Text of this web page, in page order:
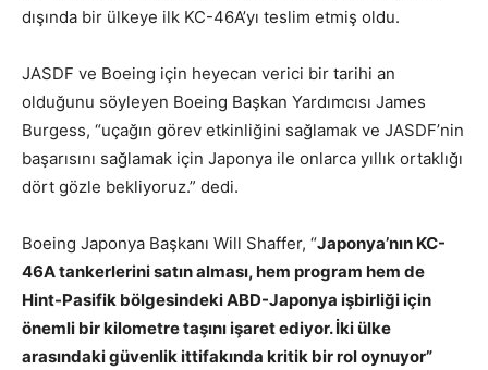
dışında bir ülkeye ilk KC-46A’yı teslim etmiş oldu.
JASDF ve Boeing için heyecan verici bir tarihi an
olduğunu söyleyen Boeing Başkan Yardımcısı James
Burgess, “uçağın görev etkinliğini sağlamak ve JASDF’nin
başarısını sağlamak için Japonya ile onlarca yıllık ortaklığı
dört gözle bekliyoruz.” dedi.
Boeing Japonya Başkanı Will Shaffer, “Japonya’nın KC-
46A tankerlerini satın alması, hem program hem de
Hint-Pasifik bölgesindeki ABD-Japonya işbirliği için
önemli bir kilometre taşını işaret ediyor. İki ülke
arasındaki güvenlik ittifakında kritik bir rol oynuyor”